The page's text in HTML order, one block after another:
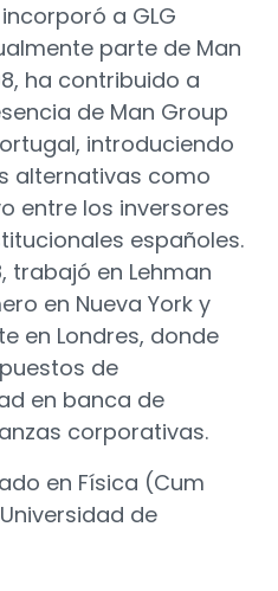
a GLG
parte de Man
ha contribuido a
de Man Group
introduciendo
alternativas como
entre los inversores
españoles.
trabajó en Lehman
en Nueva York y
en Londres, donde
de
en banca de
corporativas.
en Física (Cum
de